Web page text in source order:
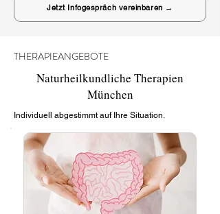
Jetzt Infogespräch vereinbaren →
THERAPIEANGEBOTE
Naturheilkundliche Therapien
München
Individuell abgestimmt auf Ihre Situation.